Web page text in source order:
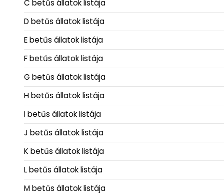
C betűs állatok listája
D betűs állatok listája
E betűs állatok listája
F betűs állatok listája
G betűs állatok listája
H betűs állatok listája
I betűs állatok listája
J betűs állatok listája
K betűs állatok listája
L betűs állatok listája
M betűs állatok listája